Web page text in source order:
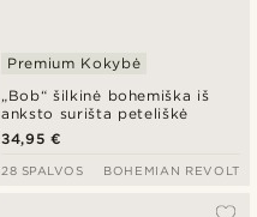
„Bob“ šilkinė bohemiška iš
anksto surišta peteliškė
Premium Kokybė
34,95 €
28 SPALVOS BOHEMIAN REVOLT